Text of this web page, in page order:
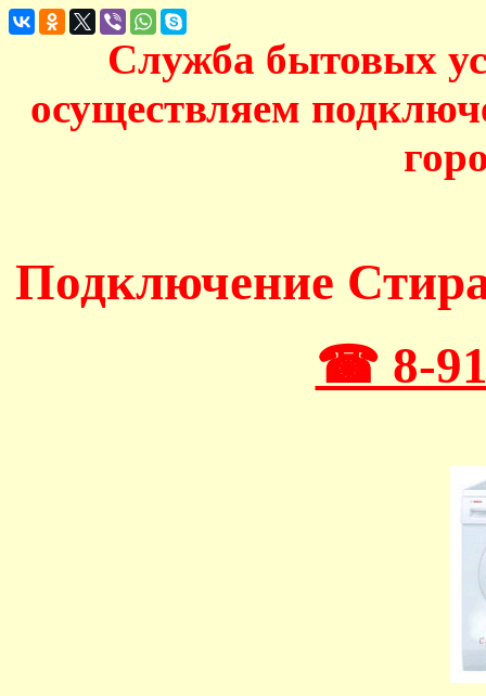
Служба бытовых
осуществляем
Подключение
☎ 8-